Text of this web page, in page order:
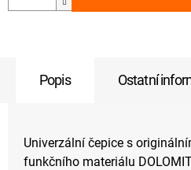
Popis Ostatní
Univerzální čepice s
funkčního materiálu